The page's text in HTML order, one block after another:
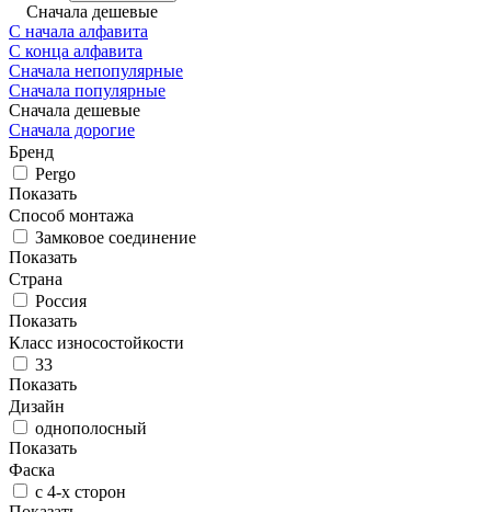
Сначала дешевые
С начала алфавита
С конца алфавита
Сначала непопулярные
Сначала популярные
Сначала дешевые
Сначала дорогие
Бренд
Pergo
Показать
Способ монтажа
Замковое соединение
Показать
Страна
Россия
Показать
Класс износостойкости
33
Показать
Дизайн
однополосный
Показать
Фаска
с 4-х сторон